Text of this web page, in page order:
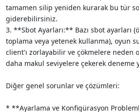
tamamen silip yeniden kurarak bu tür
giderebilirsiniz.
3. **Sbot Ayarları:** Bazı sbot ayarları
toplama veya yetenek kullanma), oyun
client'ı zorlayabilir ve çökmelere neden
daha makul seviyelere çekerek deneme
Diğer genel sorunlar ve çözümleri:
* **Ayarlama ve Konfigürasyon